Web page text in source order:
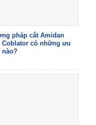
pháp cắt Amidan
Coblator có những ưu
nào?